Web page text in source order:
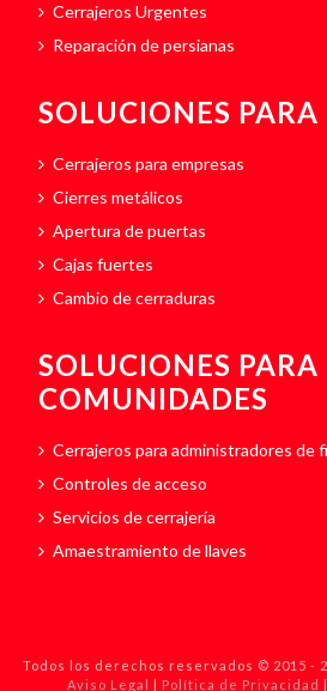
Cerrajeros Urgentes
Reparación de persianas
SOLUCIONES PARA
Cerrajeros para empresas
Cierres metálicos
Apertura de puertas
Cajas fuertes
Cambio de cerraduras
SOLUCIONES PARA
COMUNIDADES
Cerrajeros para administradores de
Controles de acceso
Servicios de cerrajería
Amaestramiento de llaves
Todos los derechos reservados © 2015 -
Aviso Legal | Política de Privacidad |